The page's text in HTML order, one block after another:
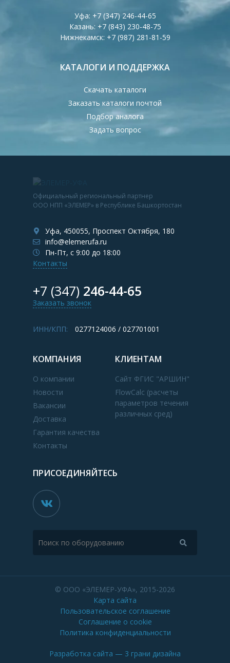
Уфа: +7 (347) 246-44-65
Казань: +7 (843) 230-48-75
Нижнекамск: +7 (987) 281-81-59
КАТАЛОГИ И ПОДДЕРЖКА
Скачать каталоги
Заказать каталоги почтой
Подбор аналога
Задать вопрос
Официальный региональный партнер
ООО НПП «ЭЛЕМЕР» в Республике Башкортостан
Уфа, 450055, Проспект Октября, 180
info@elemerufa.ru
Пн-Пт, с 9:00 до 18:00
Контакты
+7 (347) 246-44-65
Заказать звонок
ИНН/КПП: 0277124006 / 027701001
КОМПАНИЯ
О компании
Новости
Вакансии
Доставка
Гарантия качества
Контакты
КЛИЕНТАМ
Сайт ФГИС "АРШИН"
FlowCalc (расчеты
параметров течения
различных сред)
ПРИСОЕДИНЯЙТЕСЬ
© ООО «ЭЛЕМЕР-УФА», 2015-2026
Карта сайта
Пользовательское соглашение
Соглашение о cookie
Политика конфиденциальности
Разработка сайта — 3 грани дизайна